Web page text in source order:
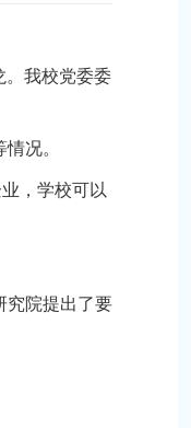
。我校党委委
况。
，学校可以
究院提出了要